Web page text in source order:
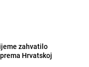
zahvatilo
Hrvatskoj